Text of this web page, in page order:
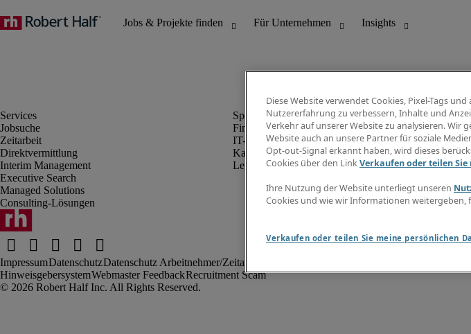
Jobsuche
Zeitarbeit
Direktvermittlung
Interim Management
Executive Search
Managed Solutions
Consulting-Lösungen
Finanz- & Rechnungswesen
IT-Bereich
Kaufmännischer Bereich
Legal
ImpressumDatenschutzDatenschutz Arbeitnehmer/Zeitarbeitskräfte
HinweisgebersystemWebmaster FeedbackRecruitment Scam
Diese Website verwendet Cookies, Pixel-Tags
Nutzererfahrung zu verbessern, Inhalte und
Verkehr auf unserer Website zu analysieren.
Website auch an unsere Partner für soziale
Opt-out-Signal erkannt haben, wird dieses
Cookies über den LinkVerkaufen oder teilen
Ihre Nutzung der Website unterliegt unseren
Cookies und wie wir Informationen weitergeben,
Verkaufen oder teilen Sie meine persönlichen